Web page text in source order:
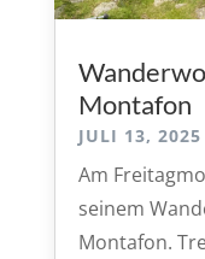
Montafon
JULI 13, 2025
Am
seinem
Montafon.